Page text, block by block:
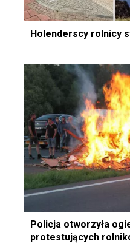
Holenderscy rolnicy
Policja otworzyła
protestujących